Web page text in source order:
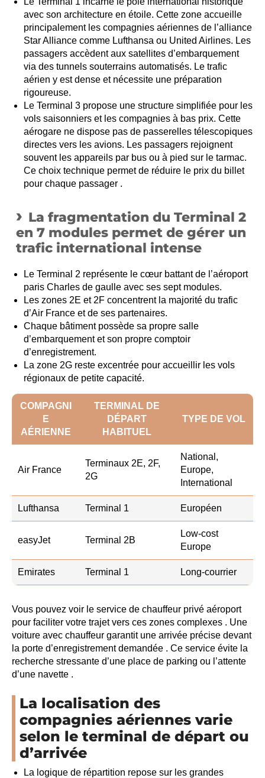
avec son architecture en étoile. Cette zone accueille
principalement les compagnies aériennes de l’alliance
Star Alliance comme Lufthansa ou United Airlines. Les
passagers accèdent aux satellites d’embarquement
via des tunnels souterrains automatisés. Le trafic
aérien y est dense et nécessite une préparation
rigoureuse.
Le Terminal 3 propose une structure simplifiée pour les
vols saisonniers et les compagnies à bas prix. Cette
aérogare ne dispose pas de passerelles télescopiques
directes vers les avions. Les passagers rejoignent
souvent les appareils par bus ou à pied sur le tarmac.
Ce choix technique permet de réduire le prix du billet
pour chaque passager .
La fragmentation du Terminal 2
en 7 modules permet de gérer un
trafic international intense
Le Terminal 2 représente le cœur battant de l’aéroport
paris Charles de gaulle avec ses sept modules.
Les zones 2E et 2F concentrent la majorité du trafic
d’Air France et de ses partenaires.
Chaque bâtiment possède sa propre salle
d’embarquement et son propre comptoir
d’enregistrement.
La zone 2G reste excentrée pour accueillir les vols
régionaux de petite capacité.
COMPAGNI
E
AÉRIENNE
TERMINAL DE
DÉPART
HABITUEL
TYPE DE VOL
Air France
Terminaux 2E, 2F,
2G
National,
Europe,
International
Lufthansa Terminal 1 Européen
easyJet Terminal 2B
Low-cost
Europe
Emirates Terminal 1 Long-courrier
Vous pouvez voir le service de chauffeur privé aéroport
pour faciliter votre trajet vers ces zones complexes . Une
voiture avec chauffeur garantit une arrivée précise devant
la porte d’enregistrement demandée . Ce service évite la
recherche stressante d’une place de parking ou l’attente
d’une navette .
La localisation des
compagnies aériennes varie
selon le terminal de départ ou
d’arrivée
La logique de répartition repose sur les grandes